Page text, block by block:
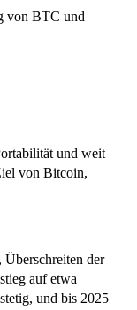
von BTC und
und weit
von Bitcoin,
der
auf etwa
und bis 2025